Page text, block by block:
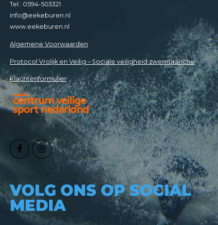
Tel.: 0594-503321
info@eekeburen.nl
www.eekeburen.nl
Algemene Voorwaarden
Protocol Vrolijk en Veilig – Sociale veiligheid zwembranche
Klachtenformulier
VOLG ONS OP SOCIAL
MEDIA